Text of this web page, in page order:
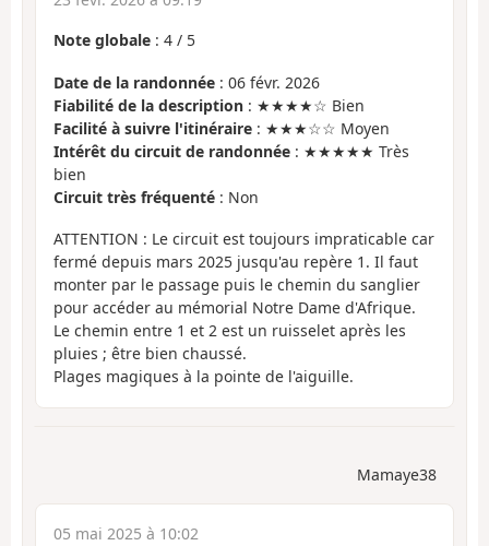
Note globale : 4 / 5
Date de la randonnée : 06 févr. 2026
Fiabilité de la description : ★★★★☆ Bien
Facilité à suivre l'itinéraire : ★★★☆☆ Moyen
Intérêt du circuit de randonnée : ★★★★★ Très
bien
Circuit très fréquenté : Non
ATTENTION : Le circuit est toujours impraticable car
fermé depuis mars 2025 jusqu'au repère 1. Il faut
monter par le passage puis le chemin du sanglier
pour accéder au mémorial Notre Dame d'Afrique.
Le chemin entre 1 et 2 est un ruisselet après les
pluies ; être bien chaussé.
Plages magiques à la pointe de l'aiguille.
Mamaye38
05 mai 2025 à 10:02